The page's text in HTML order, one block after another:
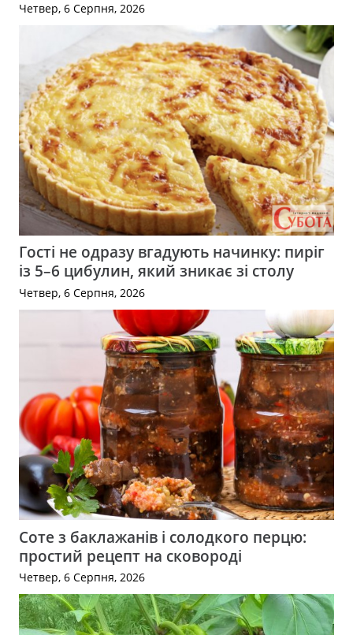
Четвер, 6 Серпня, 2026
Гості не одразу вгадують начинку: пиріг
із 5–6 цибулин, який зникає зі столу
Четвер, 6 Серпня, 2026
Соте з баклажанів і солодкого перцю:
простий рецепт на сковороді
Четвер, 6 Серпня, 2026